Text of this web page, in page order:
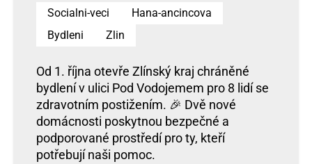
Socialni-veci
Hana-ancincova
Bydleni
Zlin
Od 1. října otevře Zlínský kraj chráněné
bydlení v ulici Pod Vodojemem pro 8 lidí se
zdravotním postižením. 🎉 Dvě nové
domácnosti poskytnou bezpečné a
podporované prostředí pro ty, kteří
potřebují naši pomoc.